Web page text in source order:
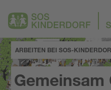
ARBEITEN BEI SOS-
Gemeinsam